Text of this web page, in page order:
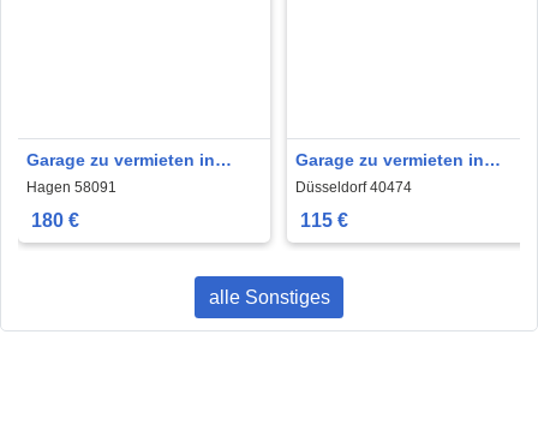
Garage zu vermieten in
Hagen 180 € 51.79 m²
Hagen 58091
180 €
Garage zu vermieten in
Düsseldorf 115 €
Düsseldorf 40474
115 €
alle Sonstiges